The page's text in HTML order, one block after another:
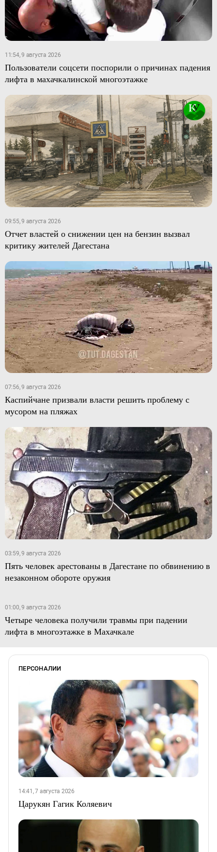
11:54, 9 августа 2026
Пользователи соцсети поспорили о причинах падения
лифта в махачкалинской многоэтажке
09:55, 9 августа 2026
Отчет властей о снижении цен на бензин вызвал
критику жителей Дагестана
07:56, 9 августа 2026
Каспийчане призвали власти решить проблему с
мусором на пляжах
03:59, 9 августа 2026
Пять человек арестованы в Дагестане по обвинению в
незаконном обороте оружия
01:00, 9 августа 2026
Четыре человека получили травмы при падении
лифта в многоэтажке в Махачкале
ПЕРСОНАЛИИ
14:41, 7 августа 2026
Царукян Гагик Коляевич